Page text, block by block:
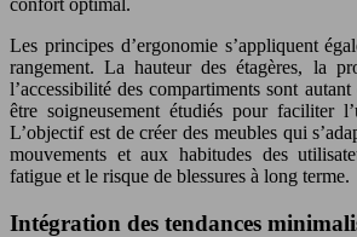
confort optimal.
Les principes d’ergonomie s’appliquent
rangement. La hauteur des étagères, la
l’accessibilité des compartiments sont
être soigneusement étudiés pour faciliter
L’objectif est de créer des meubles qui
mouvements et aux habitudes des
fatigue et le risque de blessures à long terme.
Intégration des tendances